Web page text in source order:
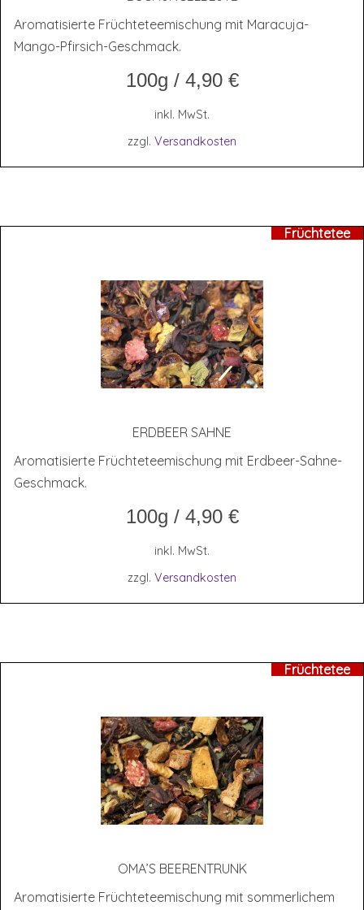
Aromatisierte Früchteteemischung mit Maracuja-
Mango-Pfirsich-Geschmack.
100g / 4,90 €
inkl. MwSt.
zzgl. Versandkosten
Früchtetee
ERD­BEER SAHNE
Aromatisierte Früchteteemischung mit Erdbeer-Sahne-
Geschmack.
100g / 4,90 €
inkl. MwSt.
zzgl. Versandkosten
Früchtetee
OMA’S BEE­REN­TRUNK
Aromatisierte Früchteteemischung mit sommerlichem